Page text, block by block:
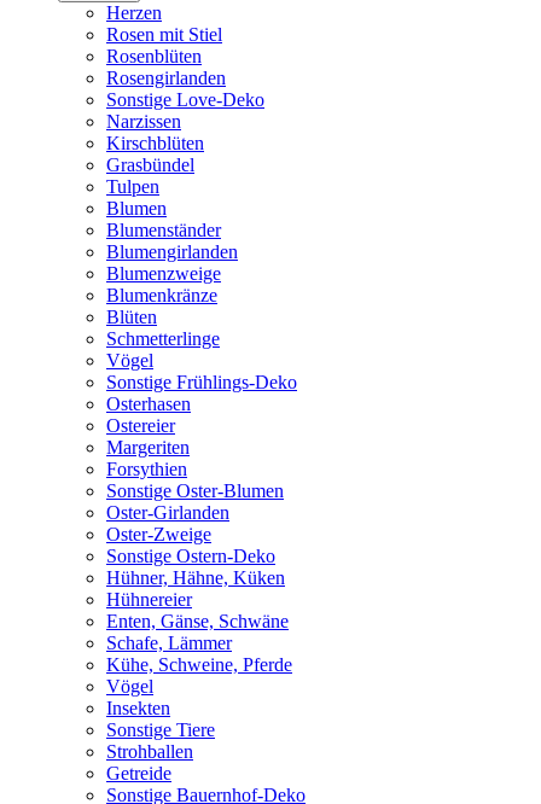
Herzen
Rosen mit Stiel
Rosenblüten
Rosengirlanden
Sonstige Love-Deko
Narzissen
Kirschblüten
Grasbündel
Tulpen
Blumen
Blumenständer
Blumengirlanden
Blumenzweige
Blumenkränze
Blüten
Schmetterlinge
Vögel
Sonstige Frühlings-Deko
Osterhasen
Ostereier
Margeriten
Forsythien
Sonstige Oster-Blumen
Oster-Girlanden
Oster-Zweige
Sonstige Ostern-Deko
Hühner, Hähne, Küken
Hühnereier
Enten, Gänse, Schwäne
Schafe, Lämmer
Kühe, Schweine, Pferde
Vögel
Insekten
Sonstige Tiere
Strohballen
Getreide
Sonstige Bauernhof-Deko